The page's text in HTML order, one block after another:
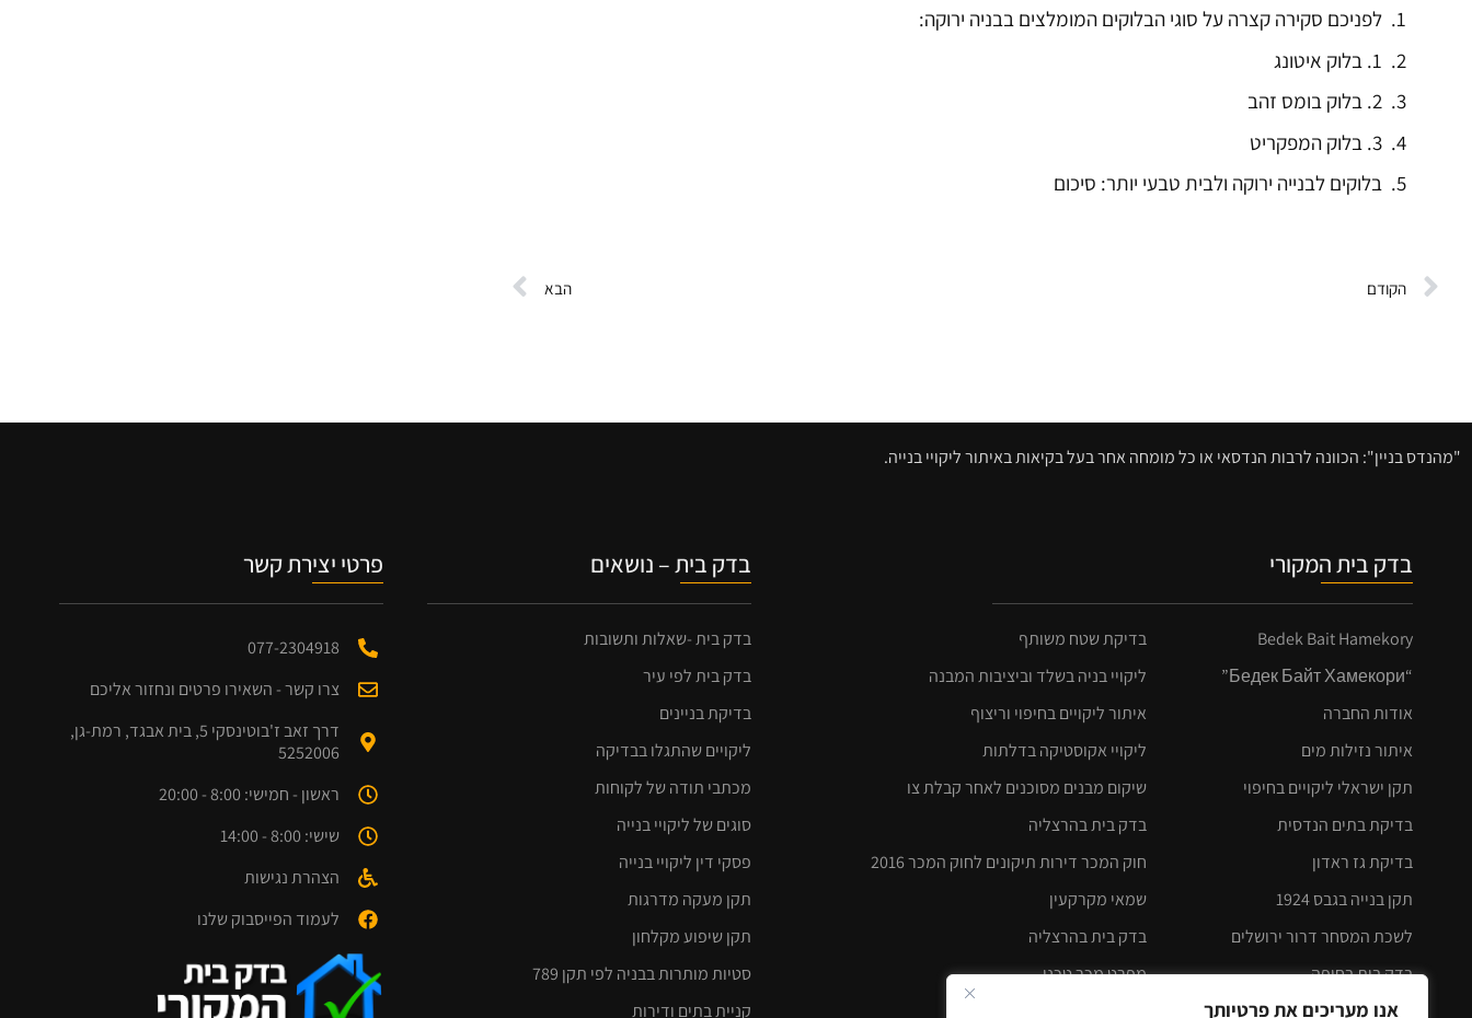
אנו מעריכים את פרטיותך
לפניכם סקירה קצרה על סוגי הבלוקים המומלצים בבניה ירוקה:
1. בלוק איטונג
2. בלוק בומס זהב
3. בלוק המפקריט
בלוקים לבנייה ירוקה ולבית טבעי יותר: סיכום
הקודם הבא
"מהנדס בניין": הכוונה לרבות הנדסאי או כל מומחה אחר בעל בקיאות באיתור ליקויי בנייה.
בדק בית המקורי
Bedek Bait Hamekory
“Бедек Байт Хамекори”
אודות החברה
איתור נזילות מים
תקן ישראלי ליקויים בחיפוי
בדיקת בתים הנדסית
בדיקת גז ראדון
תקן בנייה בגבס 1924
לשכת המסחר דרור ירושלים
בדק בית בחיפה
בדק בית תל אביב
בדיקת שטח משותף
ליקויי בניה בשלד וביציבות המבנה
איתור ליקויים בחיפוי וריצוף
ליקויי אקוסטיקה בדלתות
שיקום מבנים מסוכנים לאחר קבלת צו
בדק בית בהרצליה
חוק המכר דירות תיקונים לחוק המכר 2016
שמאי מקרקעין
בדק בית בהרצליה
מפרט מכר טכני
בדק בית – נושאים
בדק בית -שאלות ותשובות
בדק בית לפי עיר
בדיקת בניינים
ליקויים שהתגלו בבדיקה
מכתבי תודה של לקוחות
סוגים של ליקויי בנייה
פסקי דין ליקויי בנייה
תקן מעקה מדרגות
תקן שיפוע מקלחון
סטיות מותרות בבניה לפי תקן 789
קניית בתים ודירות
פרטי יצירת קשר
077-2304918
צרו קשר - השאירו פרטים ונחזור אליכם
דרך זאב ז'בוטינסקי 5, בית אבגד, רמת-גן,
5252006
ראשון - חמישי: 8:00 - 20:00
שישי: 8:00 - 14:00
הצהרת נגישות
לעמוד הפייסבוק שלנו